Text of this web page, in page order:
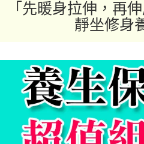
「先暖身拉伸，再
靜坐修身